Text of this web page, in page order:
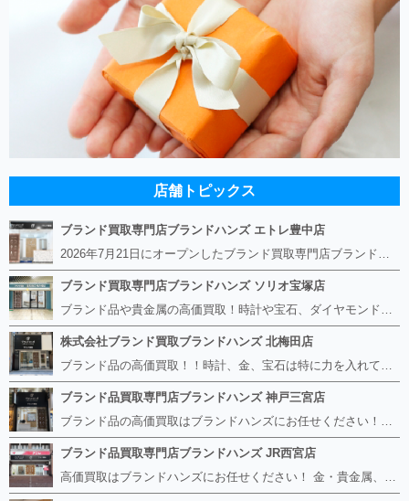
店舗トピックス
ブランド買取専門店ブランドハンズ エトレ豊中店
2026年7月21日にオープンしたブランド買取専門店ブランドハンズ エトレ豊中店です。 阪急豊中駅直結のショッピングモール エトレとよなかの１階に店舗がございます。 金・貴金属、ブランド品、時計、宝石などその他ブランド食器や美容機器、ブランド香水や化粧品などの取り扱いもございます。 熟練の鑑定士が親切・丁寧に接客、査定をさせていただきます。 査定だけでもOK。お気軽にご来店下さいませ！
ブランド買取専門店ブランドハンズ ソリオ宝塚店
ブランド品や貴金属の高価買取！時計や宝石、ダイヤモンドなど家に眠っているものがあったら捨てる前にブランドハンズへお越しください。 査定料は無料、お値段が付くものかお調べいたします！ 宅配買取もありますので使っていない古いルイヴィトンのバッグや財布、壊れているオメガの時計、千切れている金のネックレスや指輪、小型家電も取り扱っておりますのでお気軽にご利用下さい☆ その他ブランド食器、銀シルバー製品、美容機器、脱毛器、スマホなど幅広く取り扱っております！
株式会社ブランド買取ブランドハンズ 北梅田店
ブランド品の高価買取！！時計、金、宝石は特に力を入れています！ ルイヴィトン、シャネル、ロレックス、エルメスはもちろん、グッチ、プラダ、セリーヌ、フェンディなどなど、 その他ブランド食器、銀シルバー製品、美容機器、脱毛器、スマホなど幅広く取り扱っているので まずは無料査定にお越しください！ 手数料は全て無料！全国対応の宅配買取も行っておりますのでお気軽にご連絡下さい！
ブランド品買取専門店ブランドハンズ 神戸三宮店
ブランド品の高価買取はブランドハンズにお任せください！！ 高騰し続けている金・貴金属はもちろん、ルイヴィトン、エルメス、シャネル、ロレックスは特に力を入れております。 その他ブランド食器、銀シルバー製品、美容機器、脱毛器、スマホなど幅広く取り扱っております！ 鑑定士は経験豊富で親切丁寧な対応を心がけております。 鑑定書がないものでもしっかり見させて頂きます。
ブランド品買取専門店ブランドハンズ JR西宮店
高価買取はブランドハンズにお任せください！ 金・貴金属、ルイヴィトン、エルメス、シャネル、ロレックスは特に力を入れておりますが、 他店で断られたボロボロになったバッグや財布、壊れたブランド品、時計、千切れた貴金属もお買取り可能です。 経験豊富な鑑定士が宝石やダイヤモンドの鑑定書がないものでもしっかり見させて頂きます。 その他ブランド食器、銀シルバー製品、美容機器、脱毛器、スマホなど幅広く取り扱っております！ 是非お気軽にお越しください。